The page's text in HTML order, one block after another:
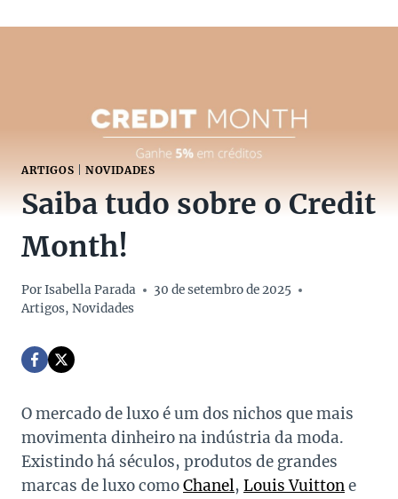
ARTIGOS NOVIDADES
Saiba tudo sobre o Credit
Month!
PorIsabella Parada
30 de setembro de 2025
Artigos, Novidades
O mercado de luxo é um dos nichos que mais
movimenta dinheiro na indústria da moda.
Existindo há séculos, produtos de grandes
marcas de luxo comoChanel, Louis Vuittone